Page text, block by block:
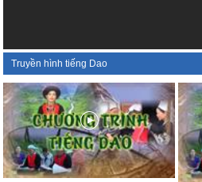
Truyền hình tiếng Dao